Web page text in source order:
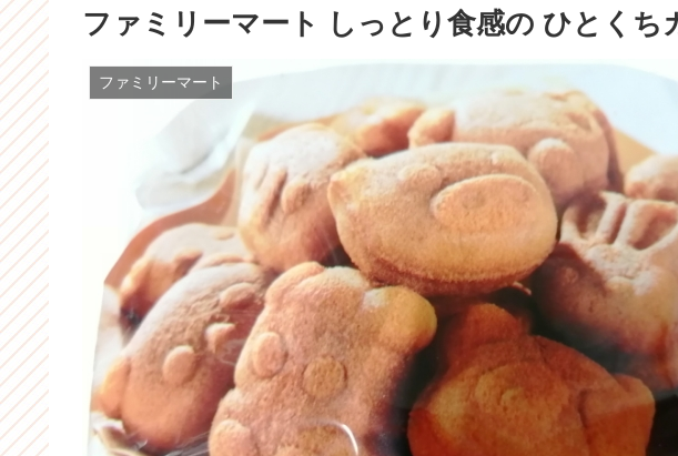
ファミリーマート しっとり食感の ひとくち
ファミリーマート